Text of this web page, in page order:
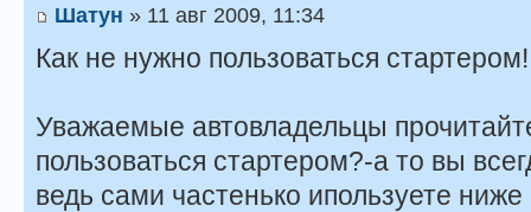
Шатун » 11 авг 2009, 11:34
Как не нужно пользоваться стартером!
Уважаемые автовладельцы
пользоваться стартером?-а то вы
ведь сами частенько ипользуете